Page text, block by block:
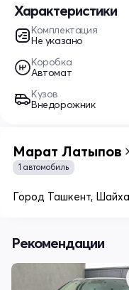
Характеристики
Комплектация
Не указано
Коробка
Автомат
Кузов
Внедорожник
Марат Латыпов
1 автомобиль
Город Ташкент,
Рекомендации